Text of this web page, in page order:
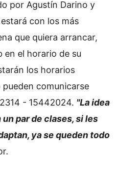
por Agustín Darino y
con los más
que quiera arrancar,
en el horario de su
los horarios
comunicarse
- 15442024. "La idea
par de clases, si les
ya se queden todo